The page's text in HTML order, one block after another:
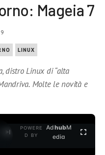
Mageia 7
LINUX
distro Linux di “alta
Molte le novità e
POWERE
D BY
AdhubM
edia